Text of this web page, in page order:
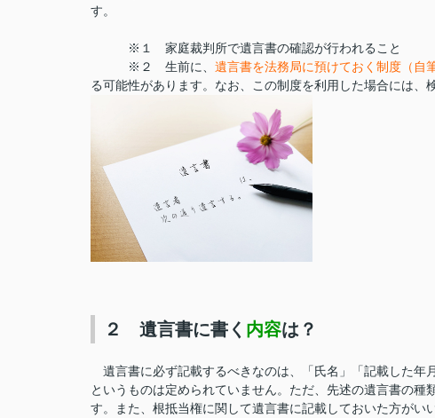
す。
※１ 家庭裁判所で遺言書の確認が行われること
※２ 生前に、 遺言書を法務局に預けておく制度（自
る可能性があります。なお、この制度を利用した場合には、
２ 遺言書に書く 内容は？
遺言書に必ず記載するべきなのは、「氏名」「記載した年
というものは定められていません。ただ、先述の遺言書の
す。また、根抵当権に関して遺言書に記載しておいた方がい